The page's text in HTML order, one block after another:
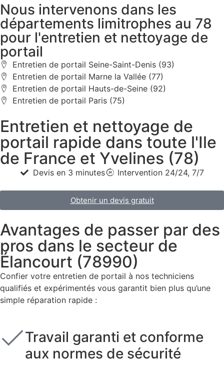
Nous intervenons dans les
départements limitrophes au 78
pour l'entretien et nettoyage de
portail
Entretien de portail Seine-Saint-Denis (93)
Entretien de portail Marne la Vallée (77)
Entretien de portail Hauts-de-Seine (92)
Entretien de portail Paris (75)
Entretien et nettoyage de
portail rapide dans toute l'Ile
de France et Yvelines (78)
Devis en 3 minutes Intervention 24/24, 7/7
Obtenir un devis gratuit
Avantages de passer par des
pros dans le secteur de
Élancourt (78990)
Confier votre entretien de portail à nos techniciens
qualifiés et expérimentés vous garantit bien plus qu’une
simple réparation rapide :
Travail garanti et conforme
aux normes de sécurité